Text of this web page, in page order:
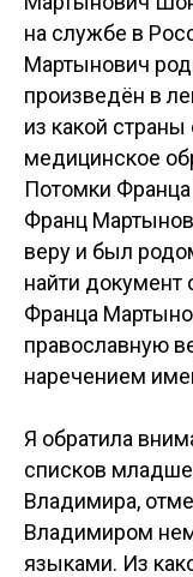
на службе в
Мартынович
произведён в
из какой
медицинское
Потомки
Франц
веру и был
найти
Франца
православную
наречением
Я обратила
списков
Владимира,
Владимиром
языками. Из